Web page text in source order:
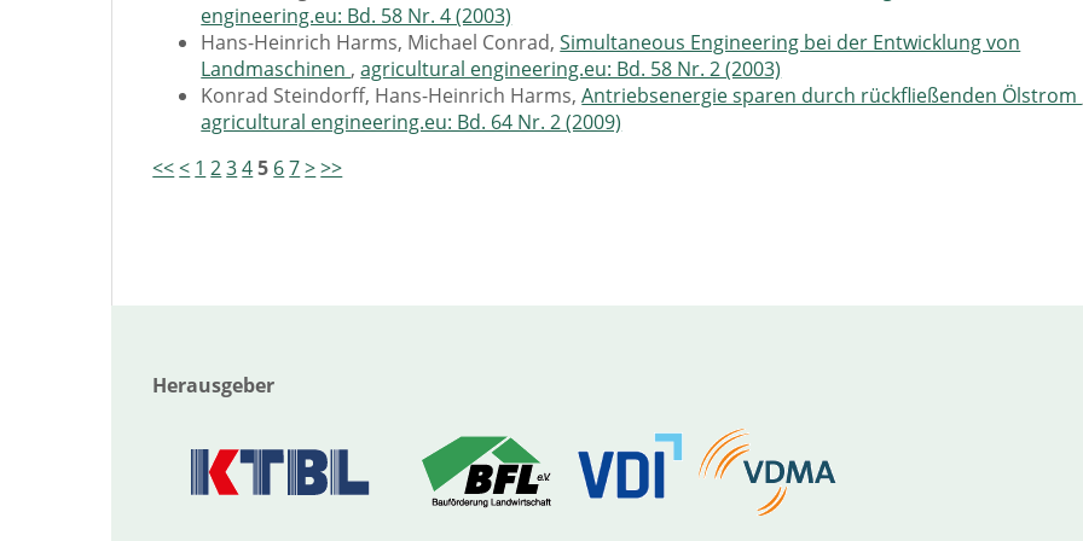
engineering.eu: Bd. 58 Nr. 4 (2003)
Hans-Heinrich Harms, Michael Conrad,Simultaneous Engineering bei der Entwicklung von
Landmaschinen ,agricultural engineering.eu: Bd. 58 Nr. 2 (2003)
Konrad Steindorff, Hans-Heinrich Harms,Antriebsenergie sparen durch rückfließenden Ölstrom
agricultural engineering.eu: Bd. 64 Nr. 2 (2009)
<<< 1 2345 67>>>
Herausgeber